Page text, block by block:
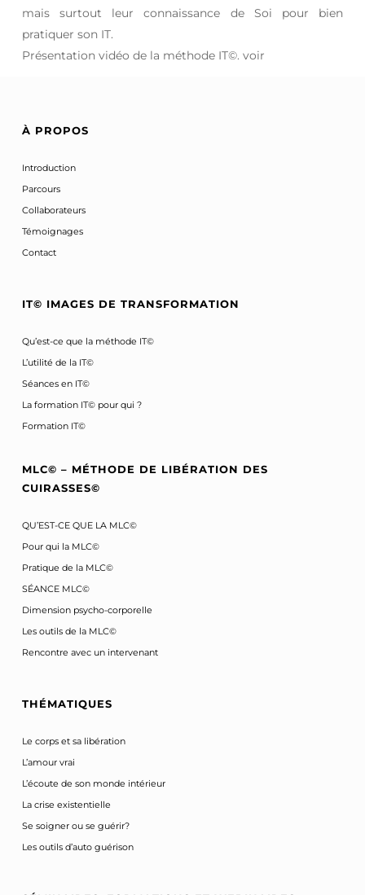
mais surtout leur connaissance de Soi pour bien
pratiquer son IT.
Présentation vidéo de la méthode IT©. voir
À PROPOS
Introduction
Parcours
Collaborateurs
Témoignages
Contact
IT© IMAGES DE TRANSFORMATION
Qu’est-ce que la méthode IT©
L’utilité de la IT©
Séances en IT©
La formation IT© pour qui ?
Formation IT©
MLC© – MÉTHODE DE LIBÉRATION DES
CUIRASSES©
QU’EST-CE QUE LA MLC©
Pour qui la MLC©
Pratique de la MLC©
SÉANCE MLC©
Dimension psycho-corporelle
Les outils de la MLC©
Rencontre avec un intervenant
THÉMATIQUES
Le corps et sa libération
L’amour vrai
L’écoute de son monde intérieur
La crise existentielle
Se soigner ou se guérir?
Les outils d’auto guérison